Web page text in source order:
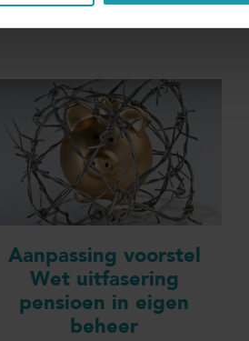
artikelen
Aanpassing voorstel
Wet uitfasering
pensioen in eigen
beheer